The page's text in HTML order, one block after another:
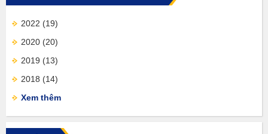
2022 (19)
2020 (20)
2019 (13)
2018 (14)
Xem thêm